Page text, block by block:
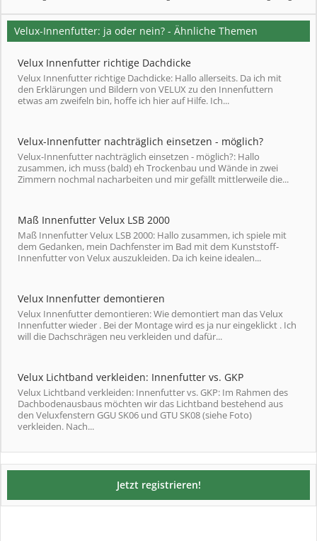
Velux-Innenfutter: ja oder nein? - Ähnliche Themen
Velux Innenfutter richtige Dachdicke
Velux Innenfutter richtige Dachdicke: Hallo allerseits. Da ich mit
den Erklärungen und Bildern von VELUX zu den Innenfuttern
etwas am zweifeln bin, hoffe ich hier auf Hilfe. Ich...
Velux-Innenfutter nachträglich einsetzen - möglich?
Velux-Innenfutter nachträglich einsetzen - möglich?: Hallo
zusammen, ich muss (bald) eh Trockenbau und Wände in zwei
Zimmern nochmal nacharbeiten und mir gefällt mittlerweile die...
Maß Innenfutter Velux LSB 2000
Maß Innenfutter Velux LSB 2000: Hallo zusammen, ich spiele mit
dem Gedanken, mein Dachfenster im Bad mit dem Kunststoff-
Innenfutter von Velux auszukleiden. Da ich keine idealen...
Velux Innenfutter demontieren
Velux Innenfutter demontieren: Wie demontiert man das Velux
Innenfutter wieder . Bei der Montage wird es ja nur eingeklickt . Ich
will die Dachschrägen neu verkleiden und dafür...
Velux Lichtband verkleiden: Innenfutter vs. GKP
Velux Lichtband verkleiden: Innenfutter vs. GKP: Im Rahmen des
Dachbodenausbaus möchten wir das Lichtband bestehend aus
den Veluxfenstern GGU SK06 und GTU SK08 (siehe Foto)
verkleiden. Nach...
Jetzt registrieren!